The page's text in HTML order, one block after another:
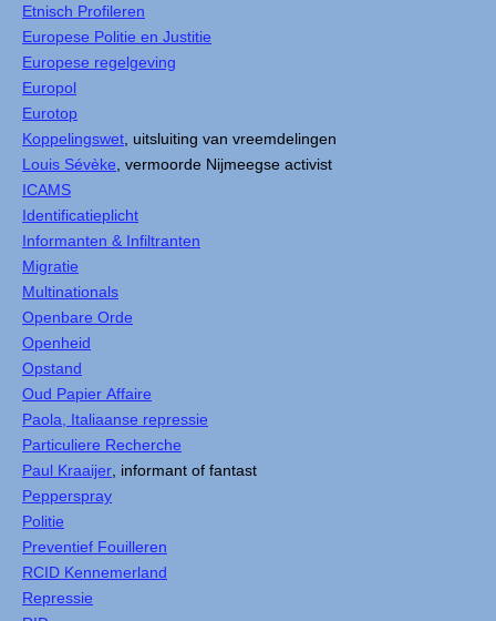
Etnisch Profileren
Europese Politie en Justitie
Europese regelgeving
Europol
Eurotop
Koppelingswet , uitsluiting van vreemdelingen
Louis Sévèke , vermoorde Nijmeegse activist
ICAMS
Identificatieplicht
Informanten & Infiltranten
Migratie
Multinationals
Openbare Orde
Openheid
Opstand
Oud Papier Affaire
Paola, Italiaanse repressie
Particuliere Recherche
Paul Kraaijer , informant of fantast
Pepperspray
Politie
Preventief Fouilleren
RCID Kennemerland
Repressie